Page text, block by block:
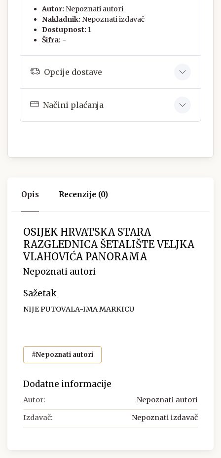
Autor: Nepoznati autori
Nakladnik: Nepoznati izdavač
Dostupnost: 1
Šifra: -
Opcije dostave
Načini plaćanja
Opis Recenzije (0)
OSIJEK HRVATSKA STARA
RAZGLEDNICA ŠETALIŠTE VELJKA
VLAHOVIĆA PANORAMA
Nepoznati autori
Sažetak
NIJE PUTOVALA-IMA MARKICU
#Nepoznati autori
Dodatne informacije
Autor: Nepoznati autori
Izdavač: Nepoznati izdavač